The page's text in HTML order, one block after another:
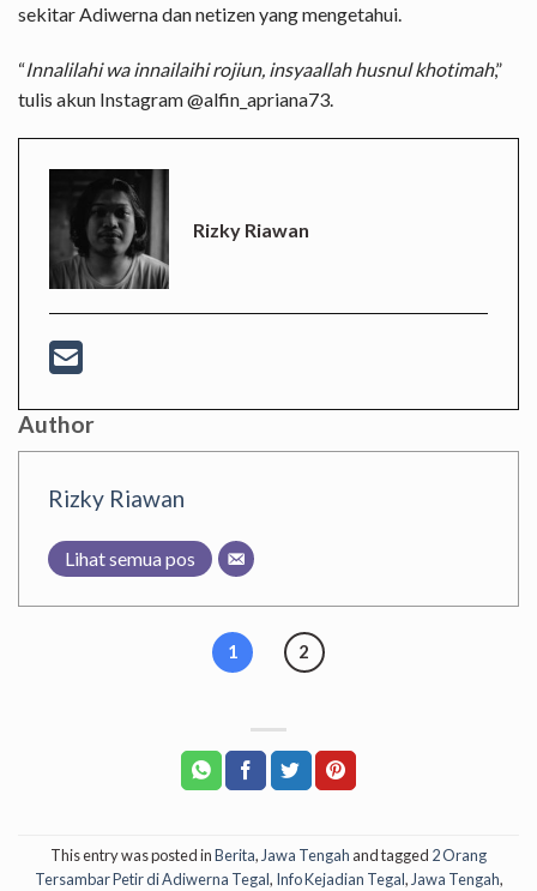
sekitar Adiwerna dan netizen yang mengetahui.
“Innalilahi wa innailaihi rojiun, insyaallah husnul khotimah,”
tulis akun Instagram @alfin_apriana73.
Rizky Riawan
Author
Rizky Riawan
Lihat semua pos
1 2
This entry was posted inBerita, Jawa Tengah and tagged 2 Orang
Tersambar Petir di Adiwerna Tegal, Info Kejadian Tegal, Jawa Tengah,